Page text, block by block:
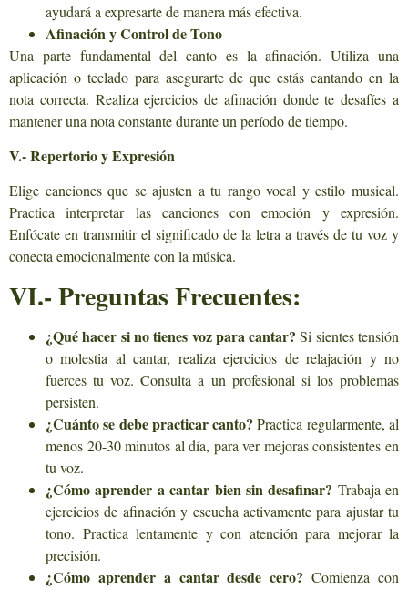
ayudará a expresarte de manera más efectiva.
Afinación y Control de Tono
Una parte fundamental del canto es la afinación. Utiliza una
aplicación o teclado para asegurarte de que estás cantando en la
nota correcta. Realiza ejercicios de afinación donde te desafíes a
mantener una nota constante durante un período de tiempo.
V.- Repertorio y Expresión
Elige canciones que se ajusten a tu rango vocal y estilo musical.
Practica interpretar las canciones con emoción y expresión.
Enfócate en transmitir el significado de la letra a través de tu voz y
conecta emocionalmente con la música.
VI.- Preguntas Frecuentes:
¿Qué hacer si no tienes voz para cantar? Si sientes tensión
o molestia al cantar, realiza ejercicios de relajación y no
fuerces tu voz. Consulta a un profesional si los problemas
persisten.
¿Cuánto se debe practicar canto? Practica regularmente, al
menos 20-30 minutos al día, para ver mejoras consistentes en
tu voz.
¿Cómo aprender a cantar bien sin desafinar? Trabaja en
ejercicios de afinación y escucha activamente para ajustar tu
tono. Practica lentamente y con atención para mejorar la
precisión.
¿Cómo aprender a cantar desde cero? Comienza con